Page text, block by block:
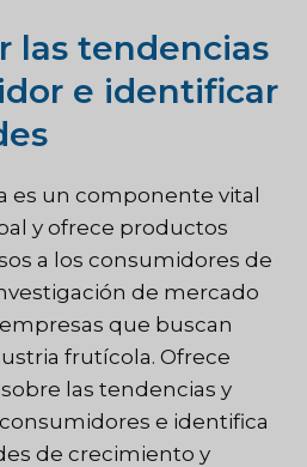
las tendencias
e identificar
es un componente vital
y ofrece productos
a los consumidores de
de mercado
que buscan
frutícola. Ofrece
las tendencias y
e identifica
de crecimiento y